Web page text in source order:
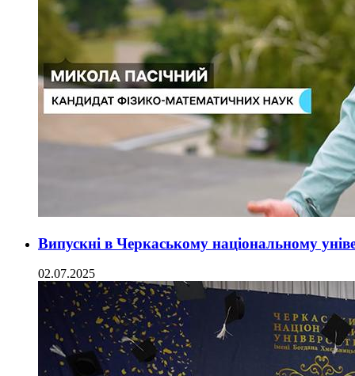
Випускні в Черкаському національному
02.07.2025